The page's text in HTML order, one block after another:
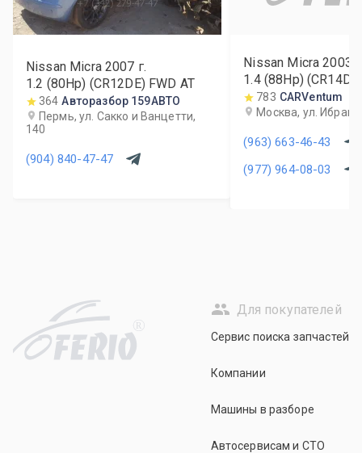
Nissan Micra 2007 г.
1.2 (80Hp) (CR12DE) FWD AT
364 Авторазбор 159АВТО
Пермь, ул. Сакко и Ванцетти,
140
(904) 840-47-47
Nissan Micra 2003
1.4 (88Hp)
783 CARVentum
Москва, ул.
(963) 663-46-43
(977) 964-08-03
R
Для покупателей
Сервис поиска запчастей
Компании
Машины в разборе
Автосервисам и СТО